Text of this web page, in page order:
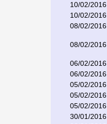
10/02/2016
10/02/2016
08/02/2016
08/02/2016
06/02/2016
06/02/2016
05/02/2016
05/02/2016
05/02/2016
30/01/2016